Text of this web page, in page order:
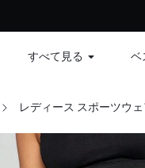
すべて見る ベ
レディース スポーツウ